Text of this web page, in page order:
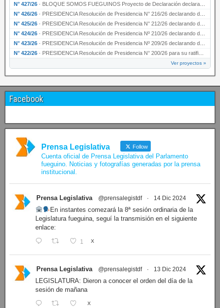
N° 427/26 · BLOQUE SOMOS FUEGUINOS Proyecto de Declaración declarando de interés provincial PRESIDENCI…
N° 426/26 · PRESIDENCIA Resolución de Presidencia N° 216/26 declarando de interés provincial la labor …
N° 425/26 · PRESIDENCIA Resolución de Presidencia N° 212/26 declarando de interés provincial el “50° A…
N° 424/26 · PRESIDENCIA Resolución de Presidencia Nº 210/26 declarando de interés provincial el proyec…
N° 423/26 · PRESIDENCIA Resolución de Presidencia Nº 209/26 declarando de interés provincial la presen…
N° 422/26 · PRESIDENCIA Resolución de Presidencia N° 200/26 para su ratificación.
Ver proyectos »
Facebook
Prensa Legislativa Follow
Cuenta oficial de Prensa Legislativa del Parlamento
fueguino. Noticias y fotografías generadas por la prensa
institucional.
Prensa Legislativa @prensalegistdf · 14 Dic 2024
En instantes comezará la 8ª sesión ordinaria de la
Legislatura fueguina, seguí la transmisión en el siguiente
enlace:
1 X
Prensa Legislativa @prensalegistdf · 13 Dic 2024
LEGISLATURA: Dieron a conocer el orden del día de la
sesión de mañana
X